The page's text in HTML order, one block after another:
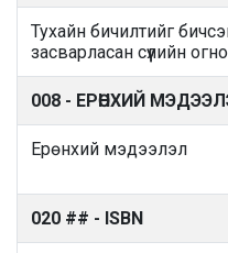
Тухайн бичилтийг
засварласан сүүлийн
008 - ЕРӨНХИЙ
Ерөнхий мэдээлэл
020 ## - ISBN